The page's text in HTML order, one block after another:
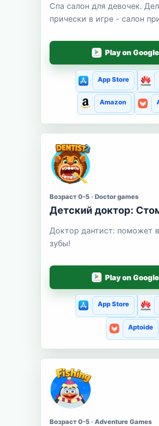
Спа салон для девочек.
прически в игре - салон
Play on
App Store
Amazon
Возраст 0-5 · Doctor games
Детский доктор:
Доктор дантист: поможет
зубы!
Play on
App Store
Aptoide
Возраст 0-5 · Adventure Games